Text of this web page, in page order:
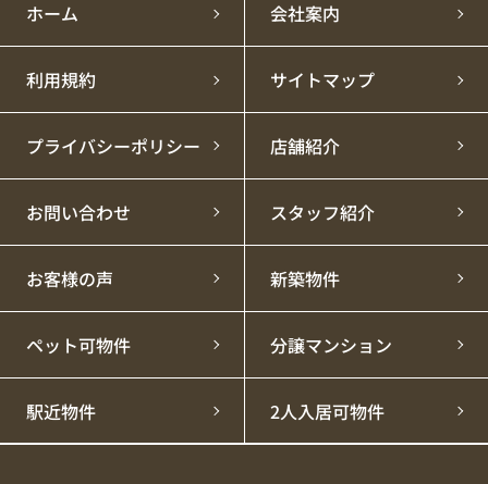
ホーム 会社案内
利用規約 サイトマップ
プライバシーポリシー 店舗紹介
お問い合わせ スタッフ紹介
お客様の声 新築物件
ペット可物件 分譲マンション
駅近物件 2人入居可物件